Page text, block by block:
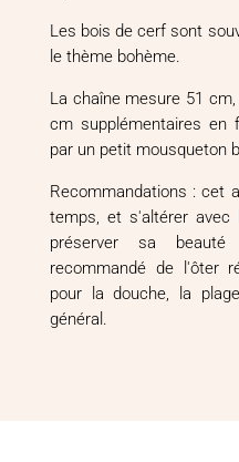
Les bois de cerf sont
le thème bohème.
La chaîne mesure 51
cm supplémentaires en
par un petit mousqueton
Recommandations : cet
temps, et s'altérer avec
préserver sa
recommandé de l'ôter
pour la douche, la
général.